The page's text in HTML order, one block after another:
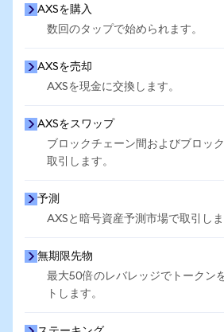
AXSを購入
数回のタップで始められます。
AXSを売却
AXSを現金に交換します。
AXSをスワップ
ブロックチェーン間およびブロッ
取引します。
予測
AXSと暗号資産予測市場で取引しま
無期限先物
最大50倍のレバレッジでトークン
トします。